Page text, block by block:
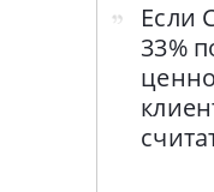
Если
33%